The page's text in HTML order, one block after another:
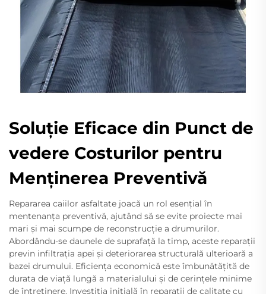
Soluție Eficace din Punct de
vedere Costurilor pentru
Menținerea Preventivă
Repararea caiilor asfaltate joacă un rol esențial în
mentenanța preventivă, ajutând să se evite proiecte mai
mari și mai scumpe de reconstrucție a drumurilor.
Abordându-se daunele de suprafață la timp, aceste reparații
previn infiltrația apei și deteriorarea structurală ulterioară a
bazei drumului. Eficiența economică este îmbunătățită de
durata de viață lungă a materialului și de cerințele minime
de întreținere. Investitia inițială în reparații de calitate cu